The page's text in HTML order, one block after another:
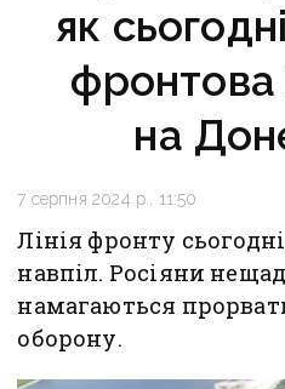
як
фронтова
на
7 серпня 2024 р., 11:50
Лінія фронту
навпіл. Росіяни
намагаються
оборону.